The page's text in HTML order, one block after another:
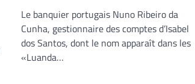
Le banquier portugais Nuno Ribeiro da
Cunha, gestionnaire des comptes d’Isabel
dos Santos, dont le nom apparaît dans les
«Luanda…